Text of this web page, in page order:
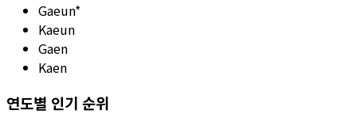
Gaeun*
Kaeun
Gaen
Kaen
연도별 인기 순위